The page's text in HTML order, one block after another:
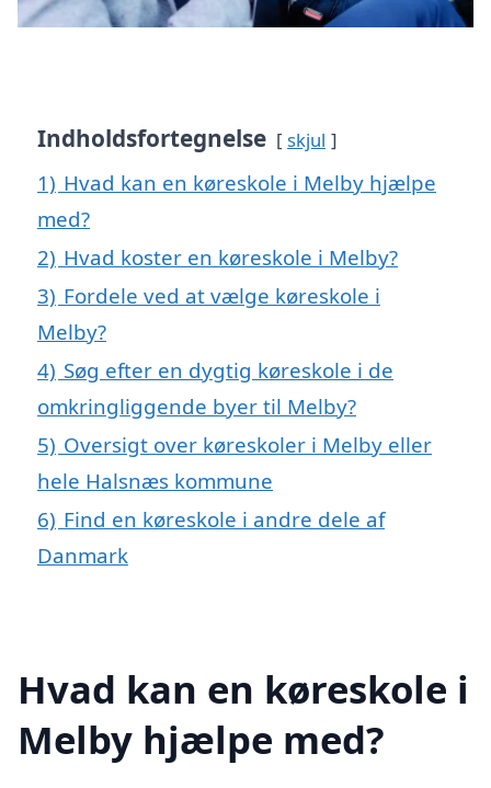
Indholdsfortegnelse skjul
1) Hvad kan en køreskole i Melby hjælpe
med?
2) Hvad koster en køreskole i Melby?
3) Fordele ved at vælge køreskole i
Melby?
4) Søg efter en dygtig køreskole i de
omkringliggende byer til Melby?
5) Oversigt over køreskoler i Melby eller
hele Halsnæs kommune
6) Find en køreskole i andre dele af
Danmark
Hvad kan en køreskole i
Melby hjælpe med?